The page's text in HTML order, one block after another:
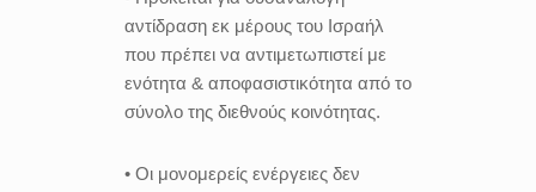
αντίδραση εκ μέρους του Ισραήλ
που πρέπει να αντιμετωπιστεί με
ενότητα & αποφασιστικότητα από το
σύνολο της διεθνούς κοινότητας.
• Οι μονομερείς ενέργειες δεν